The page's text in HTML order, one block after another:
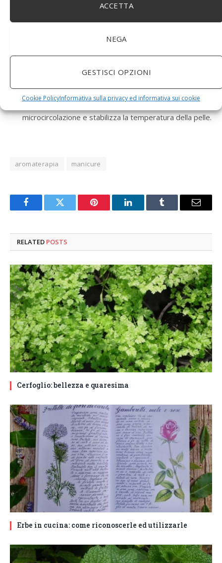
ACCETTA
NEGA
GESTISCI OPZIONI
Cookie PolicyInformativa sulla privacy ed informativa sui cookie
naturale in caso di geloni, grazie alle sue proprietà
ammorbidenti ed emollienti.
olio essenziale di rosmarino
proprietà riscaldanti e migliora la microcircolazione
una goccia diolio essenziale di zenzero: favorisce la
microcircolazione e stabilizza la temperatura della pelle.
aromaterapia manicure
FacebookTwitter Pinterest LinkedInTumblr Email
RELATED POSTS
Cerfoglio: bellezza e quaresima
Erbe in cucina: come riconoscerle ed utilizzarle